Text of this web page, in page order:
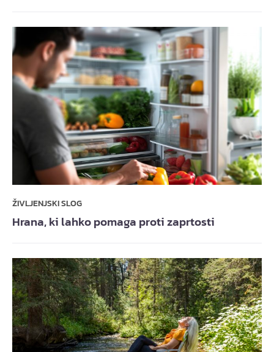
ŽIVLJENJSKI SLOG
Hrana, ki lahko pomaga proti zaprtosti